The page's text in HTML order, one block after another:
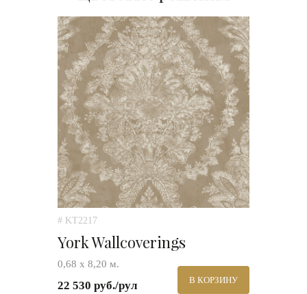
# KT2217
York Wallcoverings
0,68 х 8,20 м.
22 530 руб./рул В КОРЗИНУ